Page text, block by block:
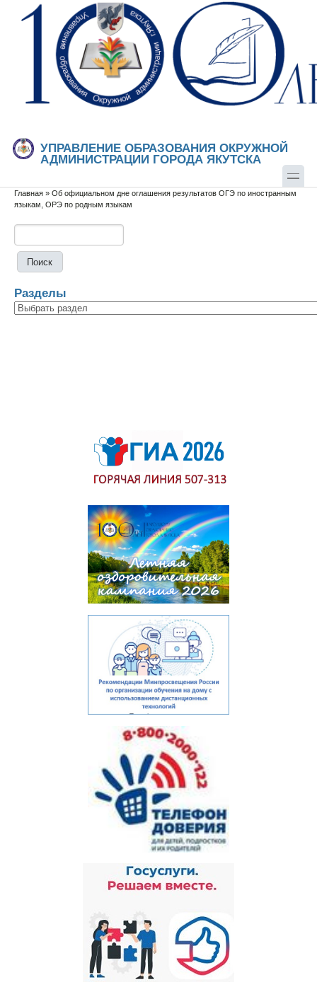
Перейти к основному содержанию
Skip to search
УПРАВЛЕНИЕ ОБРАЗОВАНИЯ ОКРУЖНОЙ
АДМИНИСТРАЦИИ ГОРОДА ЯКУТСКА
Вы здесь
Главная » Об официальном дне оглашения результатов ОГЭ по иностранным
языкам, ОРЭ по родным языкам
Разделы